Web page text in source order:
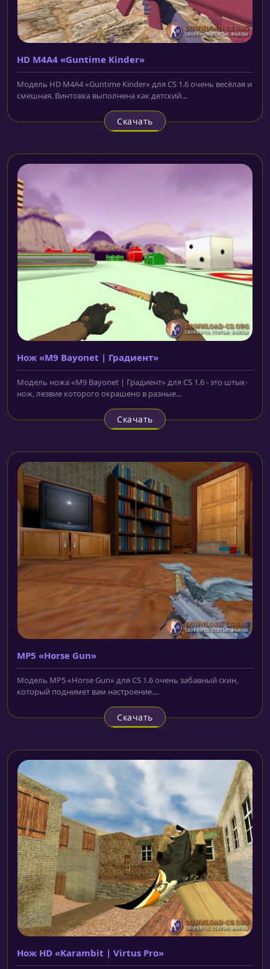
HD M4A4 «Guntime Kinder»
Модель HD M4A4 «Guntime Kinder» для CS 1.6 очень весёлая и
смешная. Винтовка выполнена как детский...
Скачать
Нож «M9 Bayonet | Градиент»
Модель ножа «M9 Bayonet | Градиент» для CS 1.6 - это штык-
нож, лезвие которого окрашено в разные...
Скачать
MP5 «Horse Gun»
Модель MP5 «Horse Gun» для CS 1.6 очень забавный скин,
который поднимет вам настроение....
Скачать
Нож HD «Karambit | Virtus Pro»